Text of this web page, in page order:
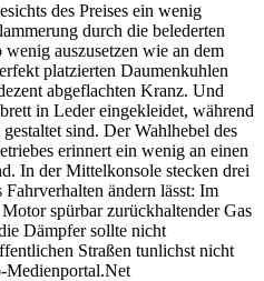
des Preises ein wenig
durch die belederten
auszusetzen wie an dem
platzierten Daumenkuhlen
abgeflachten Kranz. Und
in Leder eingekleidet, während
sind. Der Wahlhebel des
erinnert ein wenig an einen
In der Mittelkonsole stecken drei
ändern lässt: Im
spürbar zurückhaltender Gas
Dämpfer sollte nicht
Straßen tunlichst nicht
Medienportal.Net